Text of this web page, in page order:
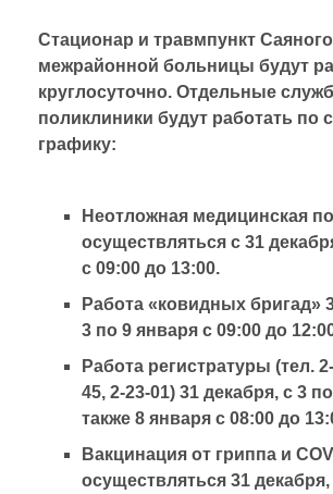
Стационар и травмпункт
межрайонной больницы будут
круглосуточно. Отдельные
поликлиники будут работать по
графику:
Неотложная медицинская
осуществляться с 31
с 09:00 до 13:00.
Работа «ковидных бригад»
3 по 9 января с 09:00 до
Работа регистратуры (тел.
45, 2-23-01) 31 декабря, с 3
также 8 января с 08:00 до
Вакцинация от гриппа и
осуществляться 31 декабря,